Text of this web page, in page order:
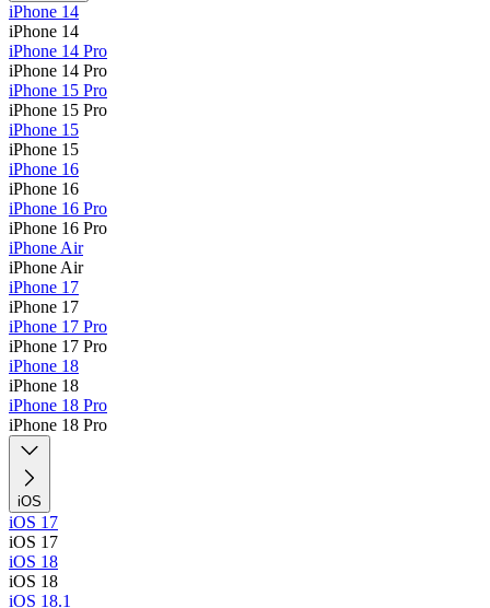
iPhone 14
iPhone 14
iPhone 14 Pro
iPhone 14 Pro
iPhone 15 Pro
iPhone 15 Pro
iPhone 15
iPhone 15
iPhone 16
iPhone 16
iPhone 16 Pro
iPhone 16 Pro
iPhone Air
iPhone Air
iPhone 17
iPhone 17
iPhone 17 Pro
iPhone 17 Pro
iPhone 18
iPhone 18
iPhone 18 Pro
iPhone 18 Pro
iOS
iOS 17
iOS 17
iOS 18
iOS 18
iOS 18.1